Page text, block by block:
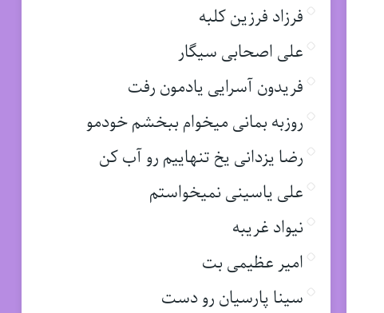
فرزاد فرزین کلبه
علی اصحابی سیگار
فریدون آسرایی یادمون رفت
روزبه بمانی میخوام ببخشم خودمو
رضا یزدانی یخ تنهاییم رو آب کن
علی یاسینی نمیخواستم
نیواد غریبه
امیر عظیمی بت
سینا پارسیان رو دست